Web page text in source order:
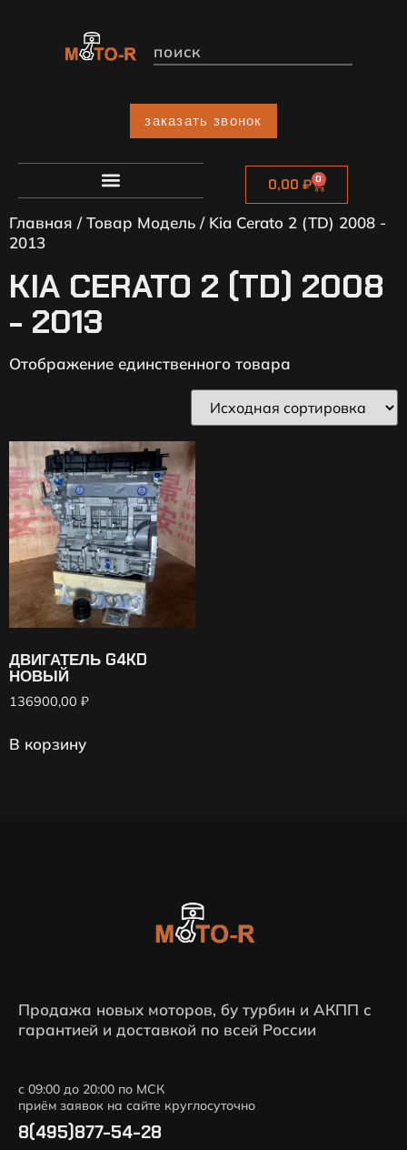
заказать звонок
0,00 ₽ 0
Главная / Товар Модель / Kia Cerato 2 (TD) 2008 -
2013
KIA CERATO 2 (TD) 2008
- 2013
Отображение единственного товара
ДВИГАТЕЛЬ G4KD
НОВЫЙ
136900,00 ₽
В корзину
Продажа новых моторов, бу турбин и АКПП с
гарантией и доставкой по всей России
с 09:00 до 20:00 по МСК
приём заявок на сайте круглосуточно
8(495)877-54-28